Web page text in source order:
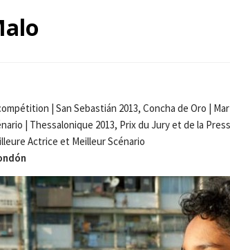
| San Sebastián 2013, Concha de Oro |
| Thessalonique 2013, Prix du Jury et de la
Actrice et Meilleur Scénario